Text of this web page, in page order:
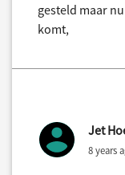
gesteld maar
komt,
Jet
8 years